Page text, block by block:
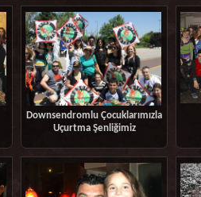
Downsendromlu Çocuklarımızla
Uçurtma Şenliğimiz